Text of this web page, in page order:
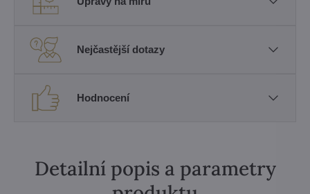
Nejčastější dotazy
Hodnocení
Detailní popis a parametry